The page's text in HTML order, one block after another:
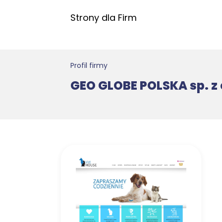
Strony dla Firm
Profil firmy
GEO GLOBE POLSKA sp.